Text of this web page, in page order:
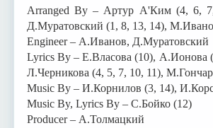
Arranged By – Артур А'Ким (4, 6,
Д.Муратовский (1, 8, 13, 14),
Engineer – А.Иванов, Д.Муратовский
Lyrics By – Е.Власова (10), А.Ионова
Л.Черникова (4, 5, 7, 10, 11),
Music By – И.Корнилов (3, 14),
Music By, Lyrics By – С.Бойко (12)
Producer – А.Толмацкий